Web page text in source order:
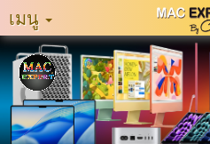
หน้า
หลัก
MacExpertMuzeum
เมนู